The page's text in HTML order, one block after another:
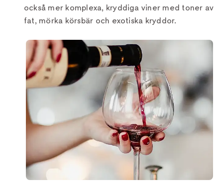
också mer komplexa, kryddiga viner med toner av
fat, mörka körsbär och exotiska kryddor.